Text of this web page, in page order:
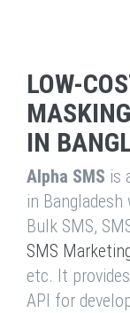
LOW-
IN
Alpha SMS is
in
Bulk SMS,
SMS
etc. It
API for